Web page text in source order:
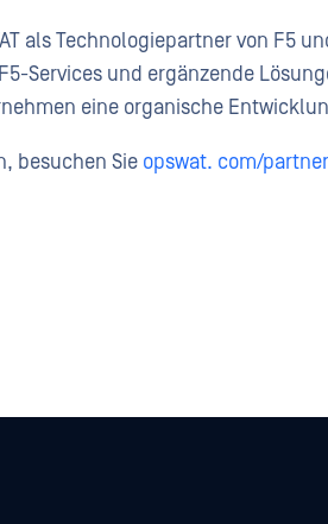
als Technologiepartner von F5
Services und ergänzende
eine organische
besuchen Sie opswat. com/